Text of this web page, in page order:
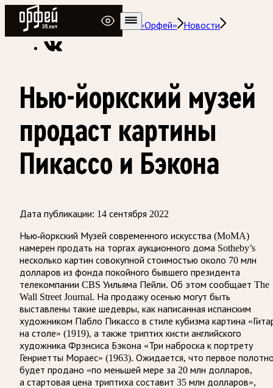
Радио Орфей
Радио классической музыки «Орфей»
Новости
Нью-йоркский музей
продаст картины
Пикассо и Бэкона
Дата публикации: 14 сентября 2022
Нью-йоркский Музей современного искусства (MoMA)
намерен продать на торгах аукционного дома Sotheby’s
несколько картин совокупной стоимостью около 70 млн
долларов из фонда покойного бывшего президента
телекомпании CBS Уильяма Пейли. Об этом сообщает The
Wall Street Journal. На продажу осенью могут быть
выставлены такие шедевры, как написанная испанским
художником Пабло Пикассо в стиле кубизма картина
на столе» (1919), а также триптих кисти английского
художника Фрэнсиса Бэкона «Три наброска к портрету
Генриетты Мораес» (1963). Ожидается, что первое
будет продано «по меньшей мере за 20 млн долларов,
а стартовая цена триптиха составит 35 млн долларов»,